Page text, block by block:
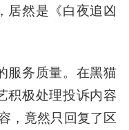
居然是《白夜追凶
服务质量。在黑猫
积极处理投诉内容
，竟然只回复了区